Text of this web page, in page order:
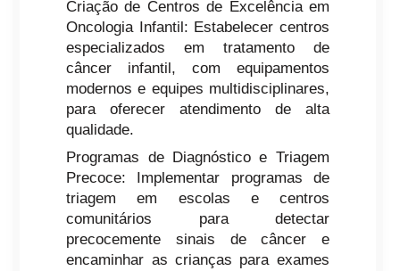
Criação de Centros de Excelência em
Oncologia Infantil: Estabelecer centros
especializados em tratamento de
câncer infantil, com equipamentos
modernos e equipes multidisciplinares,
para oferecer atendimento de alta
qualidade.
Programas de Diagnóstico e Triagem
Precoce: Implementar programas de
triagem em escolas e centros
comunitários para detectar
precocemente sinais de câncer e
encaminhar as crianças para exames